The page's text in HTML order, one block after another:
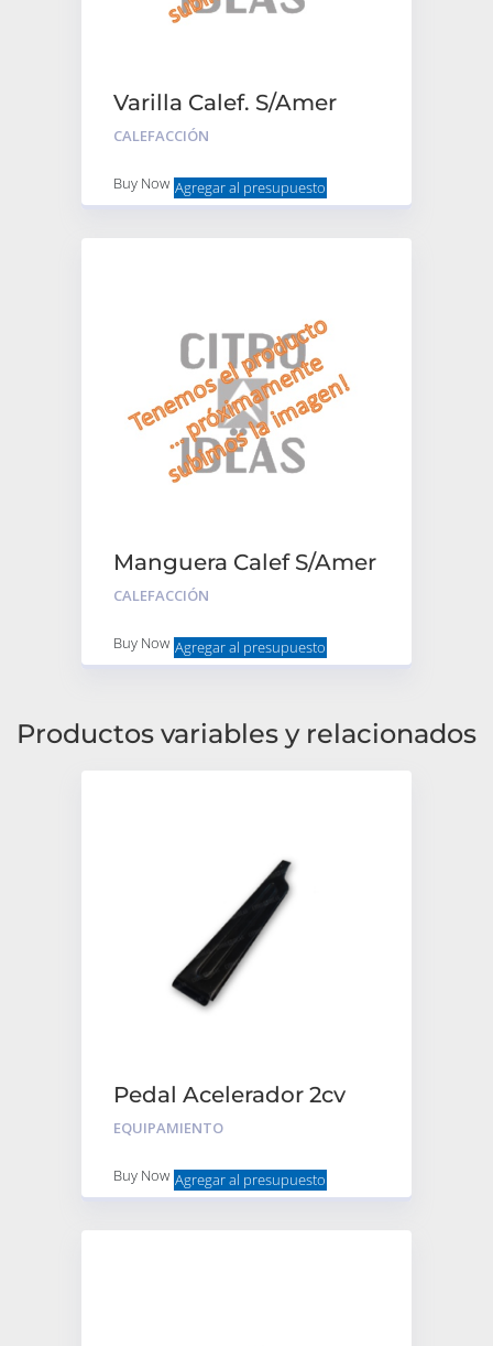
Varilla Calef. S/Amer
Der
CALEFACCIÓN
Buy Now Agregar al presupuesto
Manguera Calef S/Amer
Larga Plast
CALEFACCIÓN
Buy Now Agregar al presupuesto
Productos variables y relacionados
Pedal Acelerador 2cv
EQUIPAMIENTO
Buy Now Agregar al presupuesto